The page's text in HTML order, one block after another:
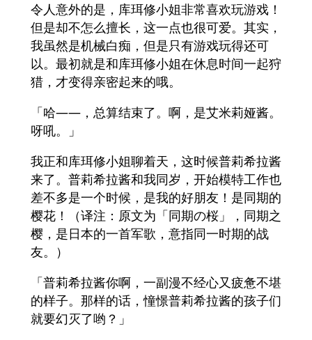
令人意外的是，库珥修小姐非常喜欢玩游戏！
但是却不怎么擅长，这一点也很可爱。其实，
我虽然是机械白痴，但是只有游戏玩得还可
以。最初就是和库珥修小姐在休息时间一起狩
猎，才变得亲密起来的哦。
「哈——，总算结束了。啊，是艾米莉娅酱。
呀吼。」
我正和库珥修小姐聊着天，这时候普莉希拉酱
来了。普莉希拉酱和我同岁，开始模特工作也
差不多是一个时候，是我的好朋友！是同期的
樱花！（译注：原文为「同期の桜」，同期之
樱，是日本的一首军歌，意指同一时期的战
友。）
「普莉希拉酱你啊，一副漫不经心又疲惫不堪
的样子。那样的话，憧憬普莉希拉酱的孩子们
就要幻灭了哟？」